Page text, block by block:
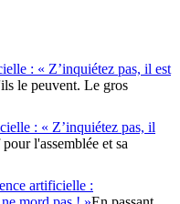
: « Z’inquiétez pas, il est
le peuvent. Le gros
: « Z’inquiétez pas, il
pour l'assemblée et sa
artificielle :